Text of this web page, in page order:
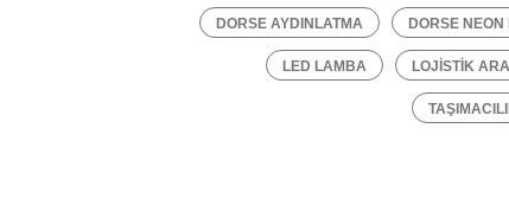
DORSE AYDINLATMA DORSE
LED LAMBA LOJISTIK